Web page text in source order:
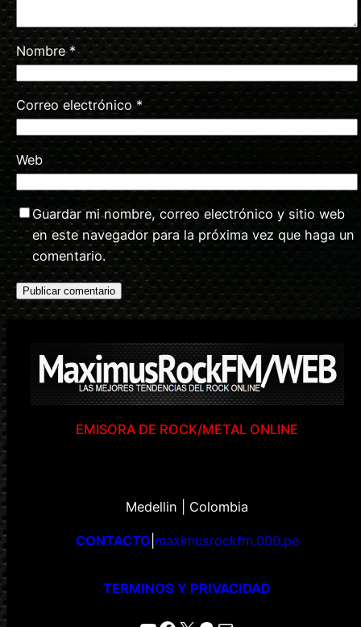
Nombre*
Correo electrónico*
Web
Guardar mi nombre, correo electrónico y sitio web
en este navegador para la próxima vez que haga un
comentario.
EMISORA DE ROCK/METAL ONLINE
Medellin | Colombia
CONTACTO maximusrockfm.000.pe
TERMINOS Y PRIVACIDAD